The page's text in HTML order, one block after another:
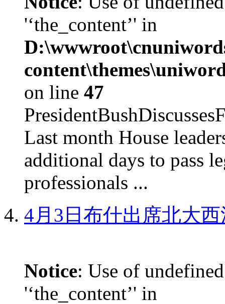
'‘the_content’' in
on line 47
Last month House
additional days to pass
professionals ...
4月3日布什出席北大
Notice: Use of
'‘the_content’' in